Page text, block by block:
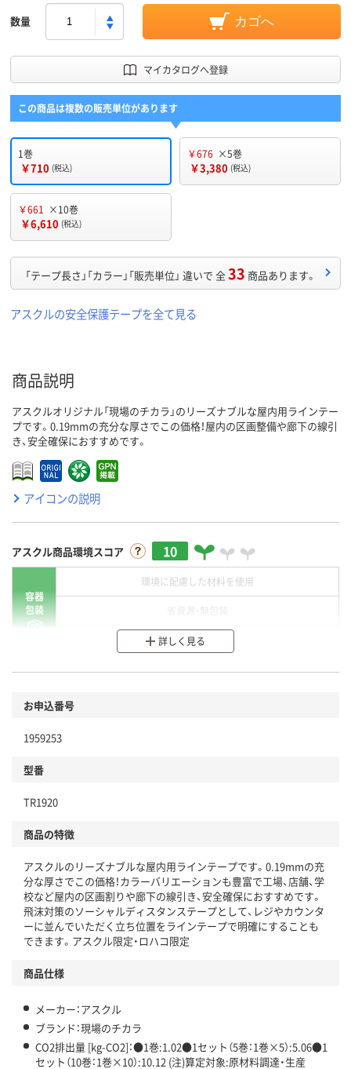
数量 カゴへ
マイカタログへ登録
この商品は複数の販売単位があります
1巻
￥710 (税込)
￥676 ×5巻
￥3,380 (税込)
￥661 ×10巻
￥6,610 (税込)
「テープ長さ」「カラー」「販売単位」 違いで 全33 商品あります。
アスクルの安全保護テープを全て見る
商品説明
アスクルオリジナル「現場のチカラ」のリーズナブルな屋内用ラインテー
プです。0.19mmの充分な厚さでこの価格！屋内の区画整備や廊下の線引
き、安全確保におすすめです。
アイコンの説明
アスクル商品環境スコア 10
容器
包装
環境に配慮した材料を使用
分別・リサイクルしやすい設計
本体
仕組
この商品の環境配慮ポイントです。下記商品詳細「
アスクル商品環境スコア詳細／加点項目
」で確認できます。
詳しく見る
お申込番号
1959253
型番
TR1920
商品の特徴
アスクルのリーズナブルな屋内用ラインテープです。0.19mmの充
分な厚さでこの価格！カラーバリエーションも豊富で工場、店舗、学
校など屋内の区画割りや廊下の線引き、安全確保におすすめです。
飛沫対策のソーシャルディスタンステープとして、レジやカウンタ
ーに並んでいただく立ち位置をラインテープで明確にすることも
できます。アスクル限定・ロハコ限定
商品仕様
メーカー：アスクル
ブランド：現場のチカラ
CO2排出量 [kg-CO2]：●1巻:1.02●1セット（5巻：1巻×5）:5.06●1
セット（10巻：1巻×10）:10.12 (注)算定対象:原材料調達・生産